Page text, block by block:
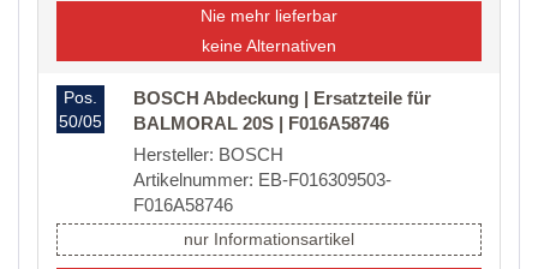
Nie mehr lieferbar
keine Alternativen
Pos.
50/05
BOSCH Abdeckung | Ersatzteile für
BALMORAL 20S | F016A58746
Hersteller: BOSCH
Artikelnummer: EB-F016309503-
F016A58746
nur Informationsartikel